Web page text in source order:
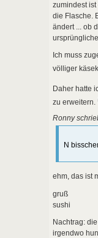
zumindest
die Flasche.
ändert ... ob
Ich muss
völliger
Daher hatte
zu erweitern.
Ronny
N
ehm, das ist
gruß
sushi
Nachtrag:
irgendwo